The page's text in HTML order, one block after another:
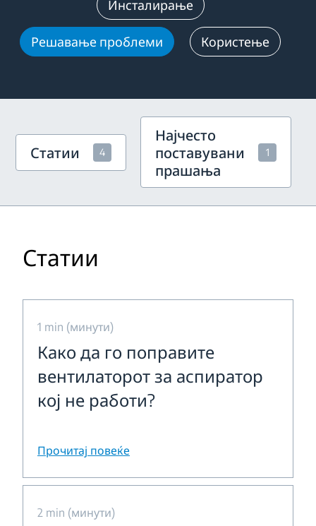
Инсталирање
Решавање проблеми Користење
Статии 4
Најчесто
поставувани
прашања
1
Статии
1 min (минути)
Како да го поправите
вентилаторот за аспиратор
кој не работи?
Прочитај повеќе
2 min (минути)